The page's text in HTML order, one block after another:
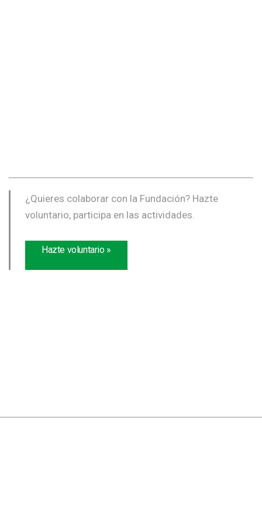
¿Quieres colaborar con la Fundación? Hazte
voluntario, participa en las actividades.
Hazte voluntario »